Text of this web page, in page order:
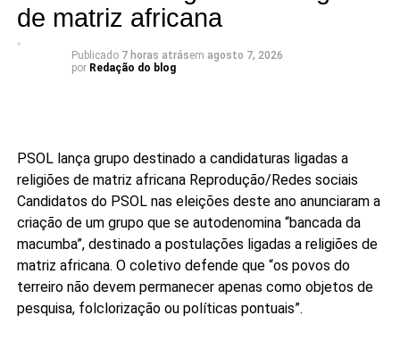
de matriz africana
Publicado 7 horas atrásem agosto 7, 2026
por Redação do blog
PSOL lança grupo destinado a candidaturas ligadas a
religiões de matriz africana Reprodução/Redes sociais
Candidatos do PSOL nas eleições deste ano anunciaram a
criação de um grupo que se autodenomina “bancada da
macumba”, destinado a postulações ligadas a religiões de
matriz africana. O coletivo defende que “os povos do
terreiro não devem permanecer apenas como objetos de
pesquisa, folclorização ou políticas pontuais”.